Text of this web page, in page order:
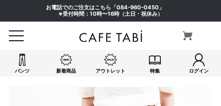
お電話でのご注文はこちら「084-960-0450 」
※受付時間：10時〜16時（土日・祝休み）
パンツ 新着商品 アウトレット 特集 ログイン